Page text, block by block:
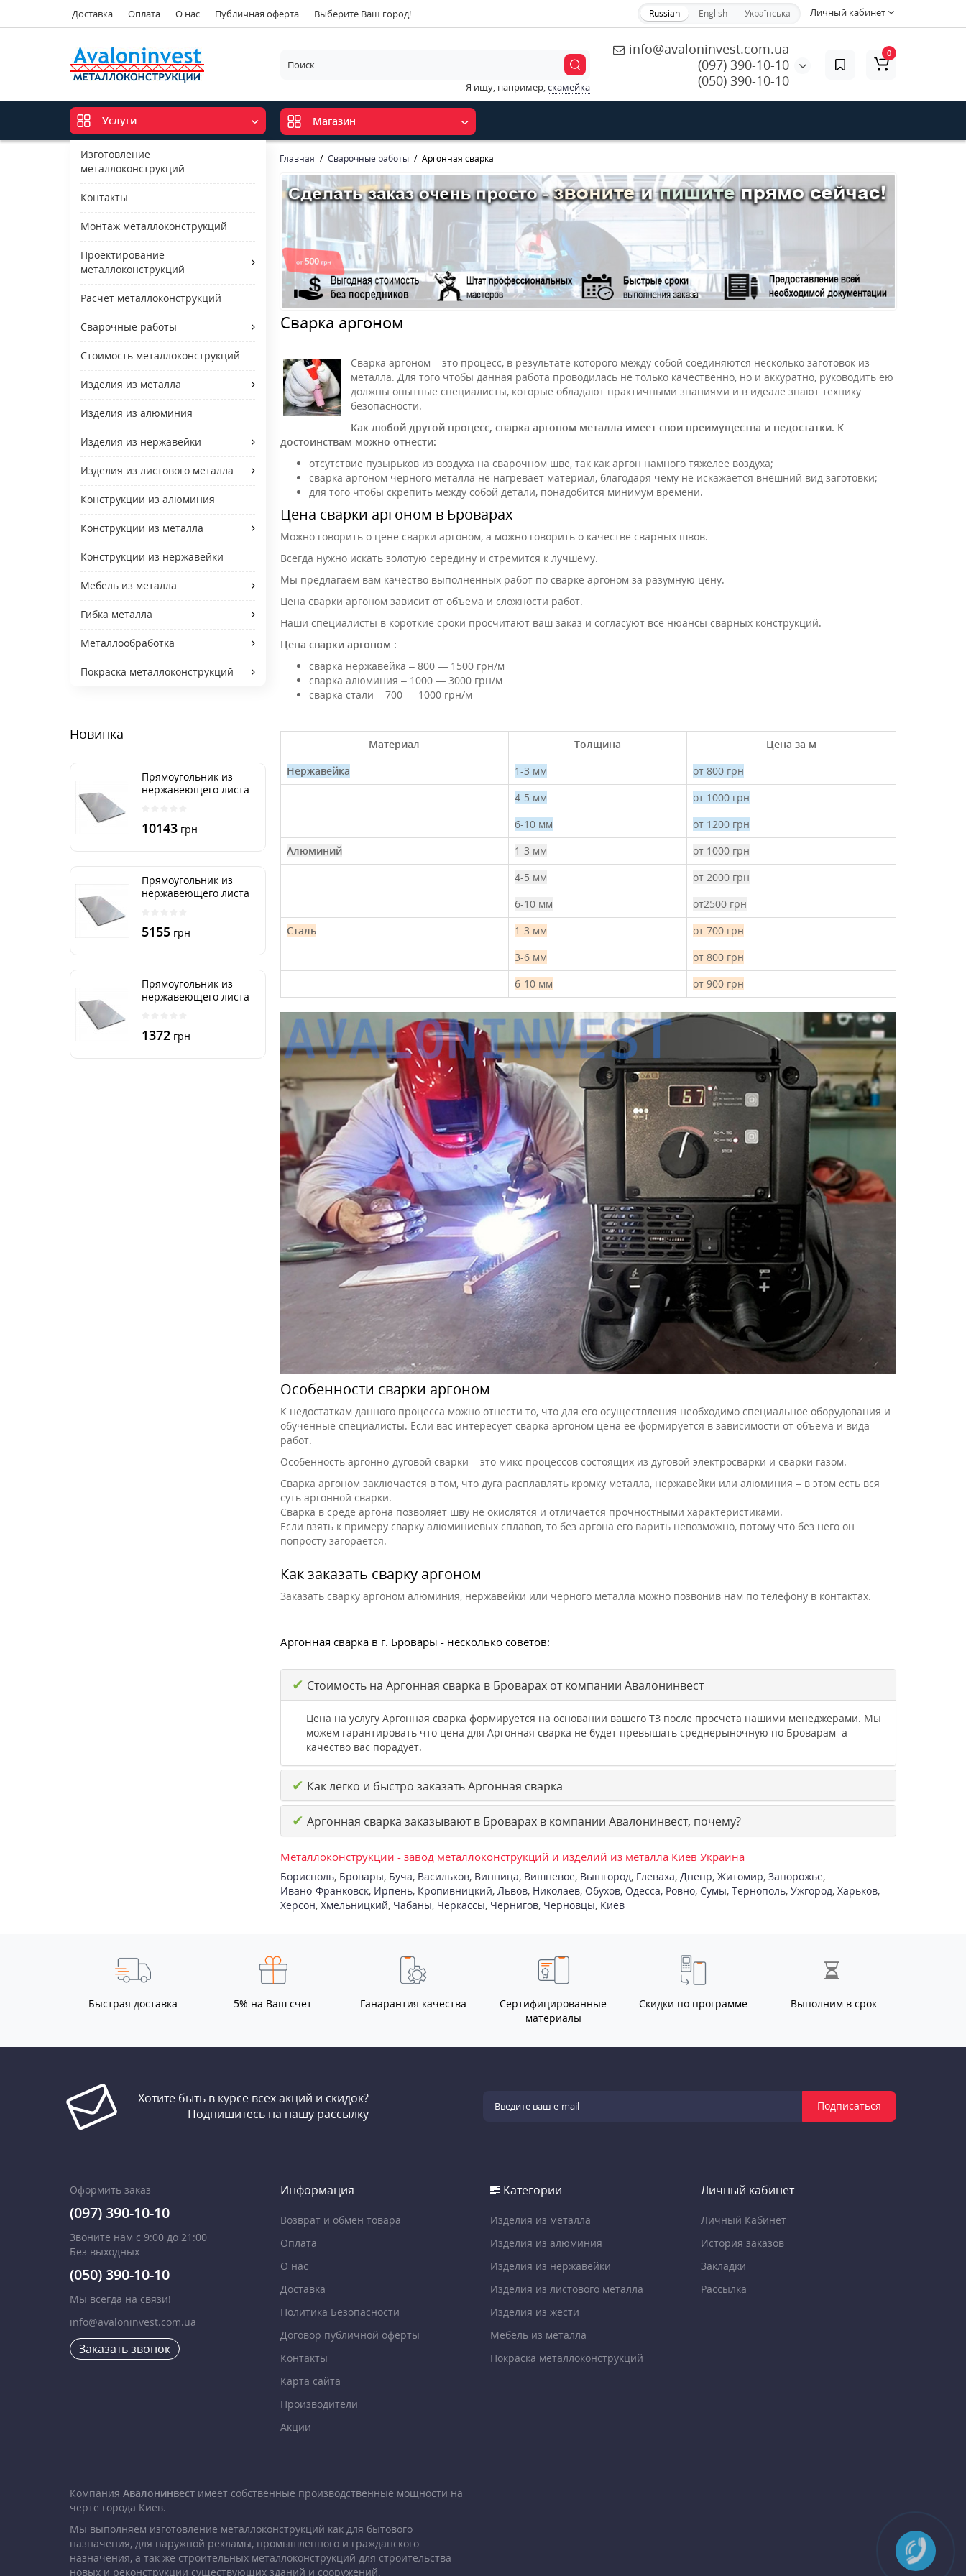
Доставка Оплата О нас Публичная оферта Выберите Ваш город! Личный кабинет
Russian English Українська
info@avaloninvest.com.ua
(097) 390-10-10
(050) 390-10-10
Я ищу, например,скамейка
0
Услуги
Изготовление
металлоконструкций
Контакты
Монтаж металлоконструкций
Проектирование
металлоконструкций
Расчет металлоконструкций
Сварочные работы
Стоимость металлоконструкций
Изделия из металла
Изделия из алюминия
Изделия из нержавейки
Изделия из листового металла
Конструкции из алюминия
Конструкции из металла
Конструкции из нержавейки
Мебель из металла
Гибка металла
Металлообработка
Покраска металлоконструкций
Магазин
Главная Сварочные работы Аргонная сварка
Новинка
Прямоугольник из
нержавеющего листа
10143 грн
Прямоугольник из
нержавеющего листа
5155 грн
Прямоугольник из
нержавеющего листа
1372 грн
Сварка аргоном
Сварка аргоном – это процесс, в результате которого между собой соединяются несколько заготовок из
металла. Для того чтобы данная работа проводилась не только качественно, но и аккуратно, руководить ею
должны опытные специалисты, которые обладают практичными знаниями и в идеале знают технику
безопасности.
Как любой другой процесс, сварка аргоном металла имеет свои преимущества и недостатки. К
достоинствам можно отнести:
отсутствие пузырьков из воздуха на сварочном шве, так как аргон намного тяжелее воздуха;
сварка аргоном черного металла не нагревает материал, благодаря чему не искажается внешний вид заготовки;
для того чтобы скрепить между собой детали, понадобится минимум времени.
Цена сварки аргоном в Броварах
Можно говорить о цене сварки аргоном, а можно говорить о качестве сварных швов.
Всегда нужно искать золотую середину и стремится к лучшему.
Мы предлагаем вам качество выполненных работ по сварке аргоном за разумную цену.
Цена сварки аргоном зависит от объема и сложности работ.
Наши специалисты в короткие сроки просчитают ваш заказ и согласуют все нюансы сварных конструкций.
Цена сварки аргоном :
сварка нержавейка – 800 — 1500 грн/м
сварка алюминия – 1000 — 3000 грн/м
сварка стали – 700 — 1000 грн/м
Материал Толщина
Цена за м
Нержавейка
1-3 мм
от 800 грн
4-5 мм
от 1000 грн
6-10 мм
от 1200 грн
Алюминий
1-3 мм
от 1000 грн
4-5 мм
от 2000 грн
6-10 мм
от2500 грн
Сталь
1-3 мм
от 700 грн
3-6 мм
от 800 грн
6-10 мм
от 900 грн
Особенности сварки аргоном
К недостаткам данного процесса можно отнести то, что для его осуществления необходимо специальное оборудования и
обученные специалисты. Если вас интересует сварка аргоном цена ее формируется в зависимости от объема и вида
работ.
Особенность аргонно-дуговой сварки – это микс процессов состоящих из дуговой электросварки и сварки газом.
Сварка аргоном заключается в том, что дуга расплавлять кромку металла, нержавейки или алюминия – в этом есть вся
суть аргонной сварки.
Сварка в среде аргона позволяет шву не окислятся и отличается прочностными характеристиками.
Если взять к примеру сварку алюминиевых сплавов, то без аргона его варить невозможно, потому что без него он
попросту загорается.
Как заказать сварку аргоном
Заказать сварку аргоном алюминия, нержавейки или черного металла можно позвонив нам по телефону в контактах.
Аргонная сварка в г. Бровары - несколько советов:
✔ Стоимость на Аргонная сварка в Броварах от компании Авалонинвест
Цена на услугу Аргонная сварка формируется на основании вашего ТЗ после просчета нашими менеджерами. Мы
можем гарантировать что цена для Аргонная сварка не будет превышать среднерыночную по Броварам а
качество вас порадует.
✔ Как легко и быстро заказать Аргонная сварка
✔ Аргонная сварка заказывают в Броварах в компании Авалонинвест, почему?
Металлоконструкции - завод металлоконструкций и изделий из металла Киев Украина
Борисполь, Бровары, Буча, Васильков, Винница, Вишневое, Вышгород, Глеваха, Днепр, Житомир, Запорожье,
Ивано-Франковск, Ирпень, Кропивницкий, Львов, Николаев, Обухов, Одесса, Ровно, Сумы, Тернополь, Ужгород, Харьков,
Херсон, Хмельницкий, Чабаны, Черкассы, Чернигов, Черновцы, Киев
Быстрая доставка 5% на Ваш счет Ганарантия качества
Сертифицированные
материалы
Скидки по программе Выполним в срок
Хотите быть в курсе всех акций и скидок?
Подпишитесь на нашу рассылку
Подписаться
Оформить заказ
(097) 390-10-10
Звоните нам с 9:00 до 21:00
Без выходных
(050) 390-10-10
Мы всегда на связи!
info@avaloninvest.com.ua
Заказать звонок
Информация
Возврат и обмен товара
Оплата
О нас
Доставка
Политика Безопасности
Договор публичной оферты
Контакты
Карта сайта
Производители
Акции
Категории
Изделия из металла
Изделия из алюминия
Изделия из нержавейки
Изделия из листового металла
Изделия из жести
Мебель из металла
Покраска металлоконструкций
Личный кабинет
Личный Кабинет
История заказов
Закладки
Рассылка
Компания Авалонинвест имеет собственные производственные мощности на
черте города Киев.
Мы выполняем изготовление металлоконструкций как для бытового
назначения, для наружной рекламы, промышленного и гражданского
назначения, а так же строительных металлоконструкций для строительства
новых и реконструкции существующих зданий и сооружений.